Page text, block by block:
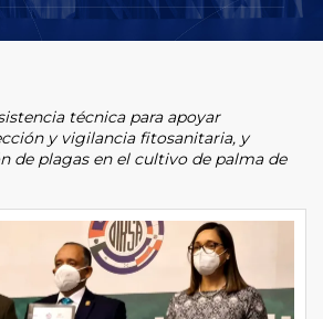
técnica para apoyar
y vigilancia fitosanitaria, y
de plagas en el cultivo de palma de